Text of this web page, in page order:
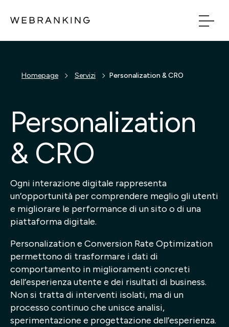
Build
Bridge
Tech
Chi Siamo
Cosa facciamo
Progetti
Point of W
Careers
Contatti
Homepage Servizi Personalization & CRO
Personalization
& CRO
Ogni interazione digitale rappresenta
un’opportunità per comprendere meglio gli utenti
e migliorare le performance di un sito o di una
piattaforma digitale.
Personalization e Conversion Rate Optimization
permettono di trasformare i dati di
comportamento in miglioramenti concreti
dell’esperienza utente e dei risultati di business.
Non si tratta di interventi isolati, ma di un
processo continuo che unisce analisi,
sperimentazione e progettazione dell’esperienza.